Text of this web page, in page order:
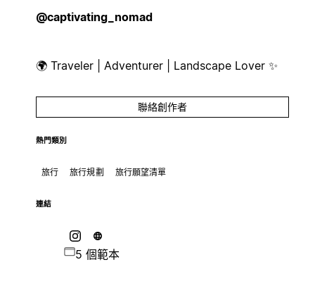
@captivating_nomad
🌍 Traveler | Adventurer | Landscape Lover ✨
聯絡創作者
熱門類別
旅行 旅行規劃 旅行願望清單
連結
5 個範本